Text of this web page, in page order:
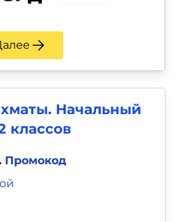
Начальный
классов
Промокод